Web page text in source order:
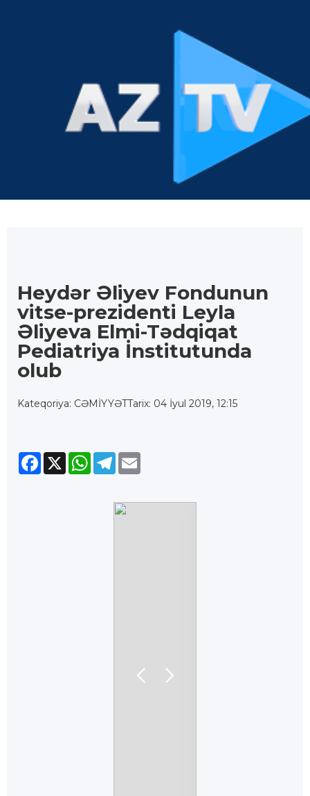
Heydər Əliyev Fondunun
vitse-prezidenti Leyla
Əliyeva Elmi-Tədqiqat
Pediatriya İnstitutunda
olub
Kateqoriya: CƏMİYYƏTTarix: 04 İyul 2019, 12:15
Facebook
X WhatsApp
Telegram